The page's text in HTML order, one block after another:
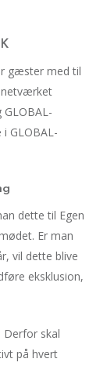
gæster med til
netværket
GLOBAL-
dette til Egen
Er man
vil dette blive
eksklusion,
skal
på hvert